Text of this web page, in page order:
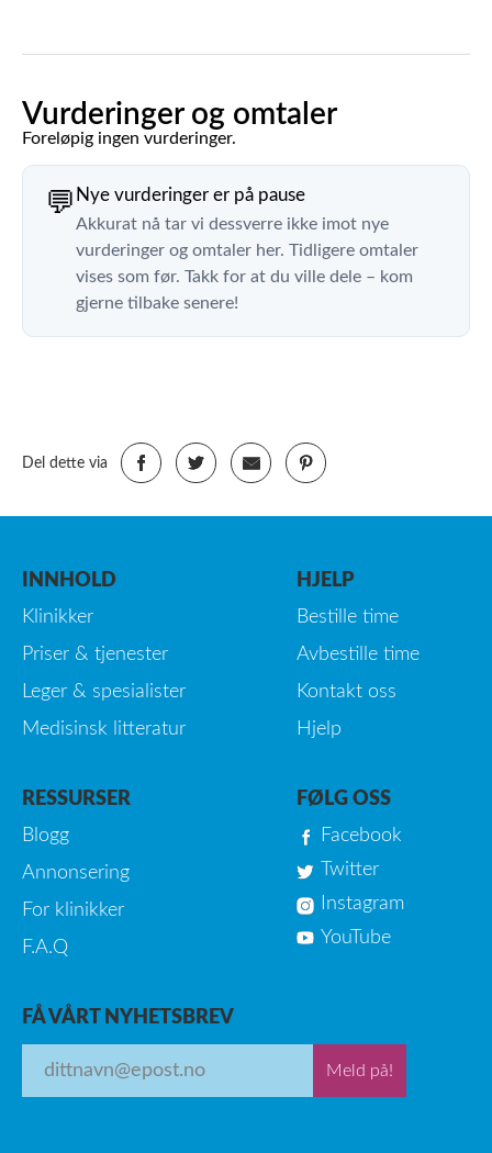
Vurderinger og omtaler
Foreløpig ingen vurderinger.
💬 Nye vurderinger er på pause
Akkurat nå tar vi dessverre ikke imot nye
vurderinger og omtaler her. Tidligere omtaler
vises som før. Takk for at du ville dele – kom
gjerne tilbake senere!
Del dette via
INNHOLD
Klinikker
Priser & tjenester
Leger & spesialister
Medisinsk litteratur
HJELP
Bestille time
Avbestille time
Kontakt oss
Hjelp
RESSURSER
Blogg
Annonsering
For klinikker
F.A.Q
FØLG OSS
Facebook
Twitter
Instagram
YouTube
FÅ VÅRT NYHETSBREV
Meld på!